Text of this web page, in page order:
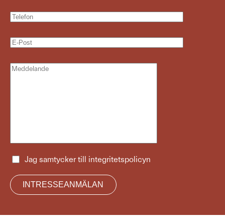
Jag samtycker till integritetspolicyn